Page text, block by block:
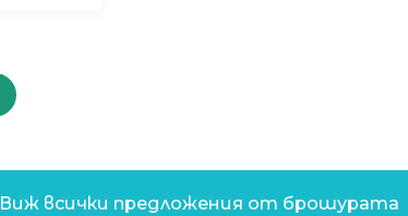
Виж всички предложения от брошурата